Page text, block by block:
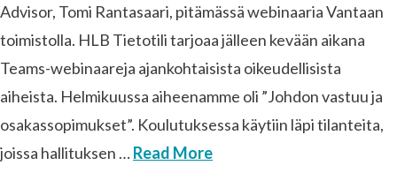
Advisor, Tomi Rantasaari, pitämässä webinaaria Vantaan
toimistolla. HLB Tietotili tarjoaa jälleen kevään aikana
Teams-webinaareja ajankohtaisista oikeudellisista
aiheista. Helmikuussa aiheenamme oli ”Johdon vastuu ja
osakassopimukset”. Koulutuksessa käytiin läpi tilanteita,
joissa hallituksen …Read More